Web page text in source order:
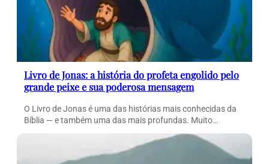
Livro de Jonas: a história do profeta engolido pelo
grande peixe e sua poderosa mensagem
O Livro de Jonas é uma das histórias mais conhecidas da
Bíblia — e também uma das mais profundas. Muito…